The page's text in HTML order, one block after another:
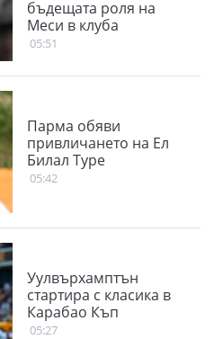
бъдещата роля на
Меси в клуба
05:51
Парма обяви
привличането на Ел
Билал Туре
05:42
Уулвърхамптън
стартира с класика в
Карабао Къп
05:27